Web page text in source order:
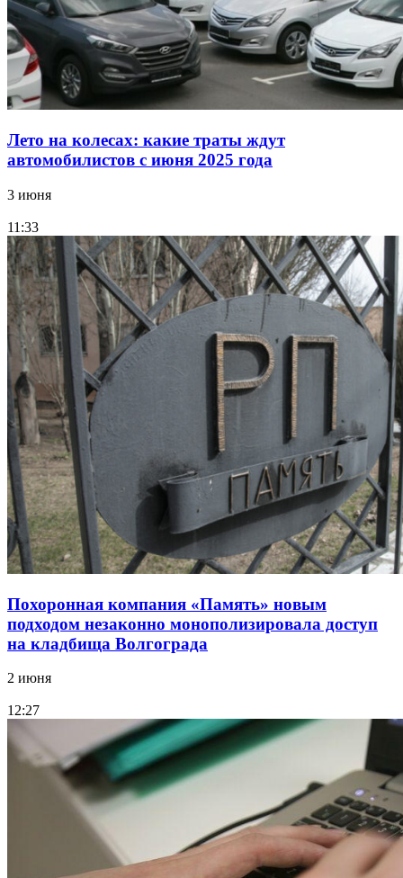
Лето на колесах: какие траты ждут
автомобилистов с июня 2025 года
3 июня
11:33
Похоронная компания «Память» новым
подходом незаконно монополизировала доступ
на кладбища Волгограда
2 июня
12:27